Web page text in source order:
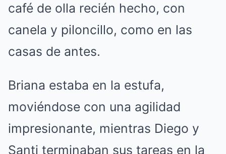
café de olla recién hecho, con
canela y piloncillo, como en las
casas de antes.
Briana estaba en la estufa,
moviéndose con una agilidad
impresionante, mientras Diego y
Santi terminaban sus tareas en la